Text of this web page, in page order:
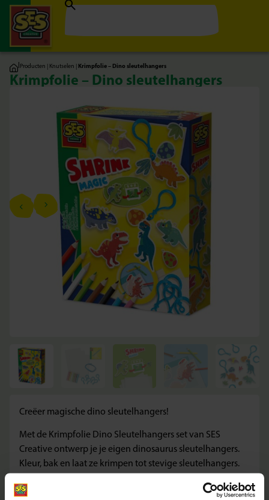
|Producten | Knutselen | Krimpfolie – Dino sleutelhangers
Krimpfolie – Dino sleutelhangers
Creëer magische dino sleutelhangers!
Met de Krimpfolie Dino Sleutelhangers set van SES
Creative ontwerp je je eigen dinosaurus sleutelhangers.
Kleur, bak en laat ze krimpen tot stevige sleutelhangers.
Inhoud van de verpakking